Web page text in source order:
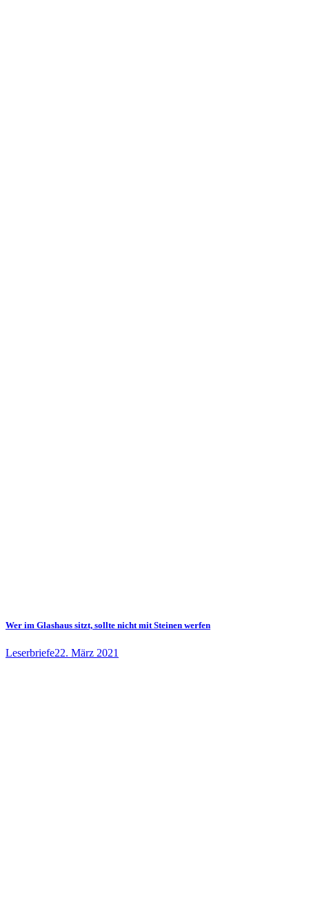
Wer im Glashaus sitzt, sollte nicht mit Steinen werfen
Leserbriefe22. März 2021